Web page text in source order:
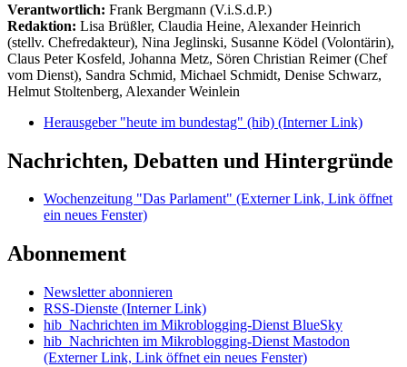
Verantwortlich: Frank Bergmann (V.i.S.d.P.)
Redaktion: Lisa Brüßler, Claudia Heine, Alexander Heinrich
(stellv. Chefredakteur), Nina Jeglinski, Susanne Ködel (Volontärin),
Claus Peter Kosfeld, Johanna Metz, Sören Christian Reimer (Chef
vom Dienst), Sandra Schmid, Michael Schmidt, Denise Schwarz,
Helmut Stoltenberg, Alexander Weinlein
Herausgeber "heute im bundestag" (hib) (Interner Link)
Nachrichten, Debatten und Hintergründe
Wochenzeitung "Das Parlament" (Externer Link, Link öffnet
ein neues Fenster)
Abonnement
Newsletter abonnieren
RSS-Dienste (Interner Link)
hib_Nachrichten im Mikroblogging-Dienst BlueSky
hib_Nachrichten im Mikroblogging-Dienst Mastodon
(Externer Link, Link öffnet ein neues Fenster)